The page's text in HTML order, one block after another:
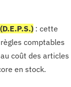
: cette
comptables
coût des articles
en stock.